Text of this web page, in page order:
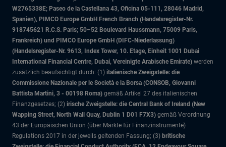
W2765338E; Paseo de la Castellana 43, Oficina 05-111, 28046 Madrid,
Spanien), PIMCO Europe GmbH French Branch (Handelsregister-Nr.
918745621 R.C.S. Paris; 50–52 Boulevard Haussmann, 75009 Paris,
Frankreich) und PIMCO Europe GmbH (DIFC-Niederlassung)
(Handelsregister-Nr. 9613, Index Tower, 10. Etage, Einheit 1001 Dubai
International Financial Centre, Dubai, Vereinigte Arabische Emirate) werden
zusätzlich beaufsichtigt durch: (1) italienische Zweigstelle: die
Commissione Nazionale per le Società e la Borsa (CONSOB, Giovanni
Battista Martini, 3 - 00198 Roma) gemäß Artikel 27 des italienischen
Finanzgesetzes; (2) irische Zweigstelle: die Central Bank of Ireland (New
Wapping Street, North Wall Quay, Dublin 1 D01 F7X3) gemäß Verordnung
43 der Europäischen Union (über Märkte für Finanzinstrumente)
Regulations 2017 in der jeweils geltenden Fassung; (3) britische